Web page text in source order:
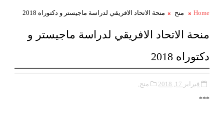
Home منح منحة الاتحاد الافريقي لدراسة ماجيستر و دكتوراه 2018
منحة الاتحاد الافريقي لدراسة ماجيستر و
دكتوراه 2018
فبراير 17, 2018 منح,
***